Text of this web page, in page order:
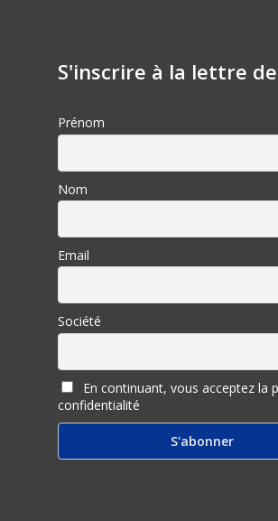
S'inscrire à la lettre
Prénom
Nom
Email
Société
En continuant, vous acceptez la
confidentialité